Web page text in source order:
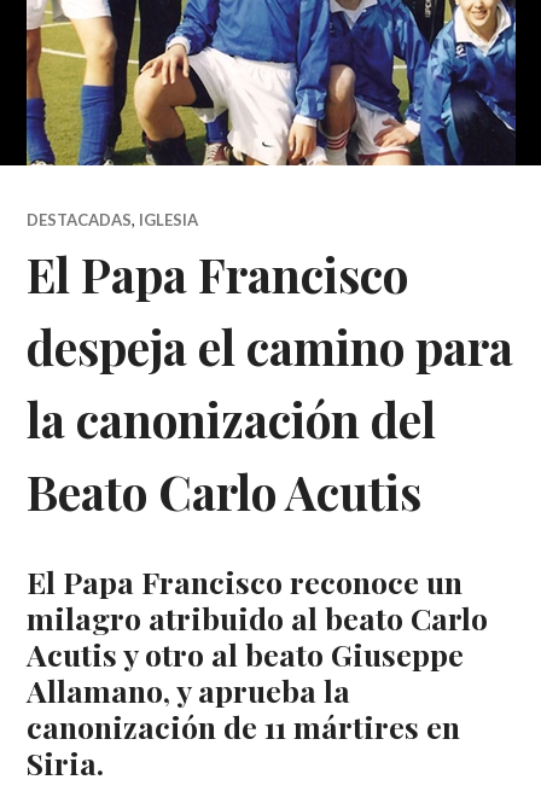
DESTACADAS, IGLESIA
El Papa Francisco
despeja el camino para
la canonización del
Beato Carlo Acutis
El Papa Francisco reconoce un
milagro atribuido al beato Carlo
Acutis y otro al beato Giuseppe
Allamano, y aprueba la
canonización de 11 mártires en
Siria.